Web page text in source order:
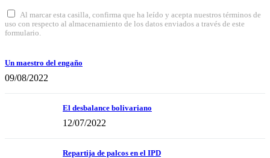
Al marcar esta casilla, confirma que ha leído y acepta nuestros términos de
uso con respecto al almacenamiento de los datos enviados a través de este
formulario.
Un maestro del engaño
09/08/2022
El desbalance bolivariano
12/07/2022
Repartija de palcos en el IPD